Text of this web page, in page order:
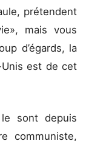
prétendent
mais vous
d’égards, la
est de cet
sont depuis
communiste,